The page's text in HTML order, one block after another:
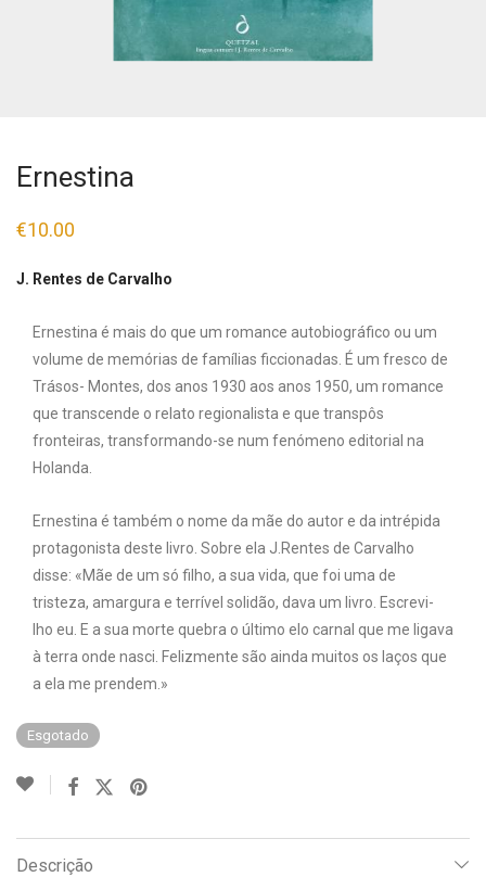
Ernestina
€10.00
J. Rentes de Carvalho
Ernestina é mais do que um romance autobiográfico ou um
volume de memórias de famílias ficcionadas. É um fresco de
Trásos- Montes, dos anos 1930 aos anos 1950, um romance
que transcende o relato regionalista e que transpôs
fronteiras, transformando-se num fenómeno editorial na
Holanda.
Ernestina é também o nome da mãe do autor e da intrépida
protagonista deste livro. Sobre ela J.Rentes de Carvalho
disse: «Mãe de um só filho, a sua vida, que foi uma de
tristeza, amargura e terrível solidão, dava um livro. Escrevi-
lho eu. E a sua morte quebra o último elo carnal que me ligava
à terra onde nasci. Felizmente são ainda muitos os laços que
a ela me prendem.»
Esgotado
Descrição